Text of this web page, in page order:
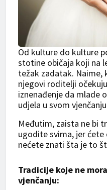
Od kulture do kulture
stotine običaja koji na
težak zadatak. Naime,
njegovi roditelji
iznenađenje da mlade
udjela u svom
Međutim, zaista ne bi
ugodite svima, jer
nećete znati šta je to
Tradicije koje ne
vjenčanju: